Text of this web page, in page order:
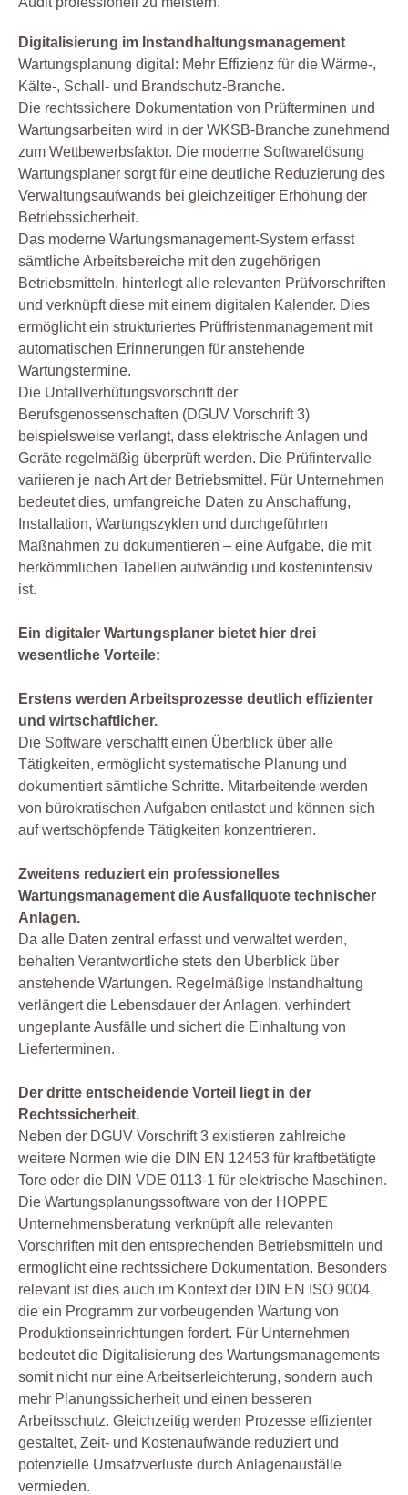
Digitalisierung im Instandhaltungsmanagement
Wartungsplanung digital: Mehr Effizienz für die Wärme-,
Kälte-, Schall- und Brandschutz-Branche.
Die rechtssichere Dokumentation von Prüfterminen und
Wartungsarbeiten wird in der WKSB-Branche zunehmend
zum Wettbewerbsfaktor. Die moderne Softwarelösung
Wartungsplaner sorgt für eine deutliche Reduzierung des
Verwaltungsaufwands bei gleichzeitiger Erhöhung der
Betriebssicherheit.
Das moderne Wartungsmanagement-System erfasst
sämtliche Arbeitsbereiche mit den zugehörigen
Betriebsmitteln, hinterlegt alle relevanten Prüfvorschriften
und verknüpft diese mit einem digitalen Kalender. Dies
ermöglicht ein strukturiertes Prüffristenmanagement mit
automatischen Erinnerungen für anstehende
Wartungstermine.
Die Unfallverhütungsvorschrift der
Berufsgenossenschaften (DGUV Vorschrift 3)
beispielsweise verlangt, dass elektrische Anlagen und
Geräte regelmäßig überprüft werden. Die Prüfintervalle
variieren je nach Art der Betriebsmittel. Für Unternehmen
bedeutet dies, umfangreiche Daten zu Anschaffung,
Installation, Wartungszyklen und durchgeführten
Maßnahmen zu dokumentieren – eine Aufgabe, die mit
herkömmlichen Tabellen aufwändig und kostenintensiv
ist.
Ein digitaler Wartungsplaner bietet hier drei
wesentliche Vorteile:
Erstens werden Arbeitsprozesse deutlich effizienter
und wirtschaftlicher.
Die Software verschafft einen Überblick über alle
Tätigkeiten, ermöglicht systematische Planung und
dokumentiert sämtliche Schritte. Mitarbeitende werden
von bürokratischen Aufgaben entlastet und können sich
auf wertschöpfende Tätigkeiten konzentrieren.
Zweitens reduziert ein professionelles
Wartungsmanagement die Ausfallquote technischer
Anlagen.
Da alle Daten zentral erfasst und verwaltet werden,
behalten Verantwortliche stets den Überblick über
anstehende Wartungen. Regelmäßige Instandhaltung
verlängert die Lebensdauer der Anlagen, verhindert
ungeplante Ausfälle und sichert die Einhaltung von
Lieferterminen.
Der dritte entscheidende Vorteil liegt in der
Rechtssicherheit.
Neben der DGUV Vorschrift 3 existieren zahlreiche
weitere Normen wie die DIN EN 12453 für kraftbetätigte
Tore oder die DIN VDE 0113-1 für elektrische Maschinen.
Die Wartungsplanungssoftware von der HOPPE
Unternehmensberatung verknüpft alle relevanten
Vorschriften mit den entsprechenden Betriebsmitteln und
ermöglicht eine rechtssichere Dokumentation. Besonders
relevant ist dies auch im Kontext der DIN EN ISO 9004,
die ein Programm zur vorbeugenden Wartung von
Produktionseinrichtungen fordert. Für Unternehmen
bedeutet die Digitalisierung des Wartungsmanagements
somit nicht nur eine Arbeitserleichterung, sondern auch
mehr Planungssicherheit und einen besseren
Arbeitsschutz. Gleichzeitig werden Prozesse effizienter
gestaltet, Zeit- und Kostenaufwände reduziert und
potenzielle Umsatzverluste durch Anlagenausfälle
vermieden.